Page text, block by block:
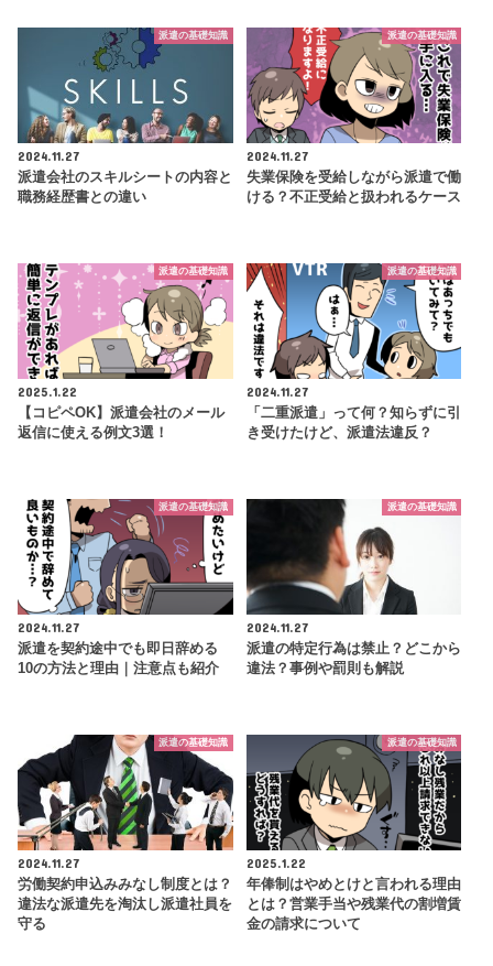
派遣の基礎知識
2024.11.27
派遣会社のスキルシートの内容と
職務経歴書との違い
派遣の基礎知識
2024.11.27
失業保険を受給しながら派遣で働
ける？不正受給と扱われるケース
派遣の基礎知識
2025.1.22
【コピペOK】派遣会社のメール
返信に使える例文3選！
派遣の基礎知識
2024.11.27
「二重派遣」って何？知らずに引
き受けたけど、派遣法違反？
派遣の基礎知識
2024.11.27
派遣を契約途中でも即日辞める
10の方法と理由｜注意点も紹介
派遣の基礎知識
2024.11.27
派遣の特定行為は禁止？どこから
違法？事例や罰則も解説
派遣の基礎知識
2024.11.27
労働契約申込みみなし制度とは？
違法な派遣先を淘汰し派遣社員を
守る
派遣の基礎知識
2025.1.22
年俸制はやめとけと言われる理由
とは？営業手当や残業代の割増賃
金の請求について